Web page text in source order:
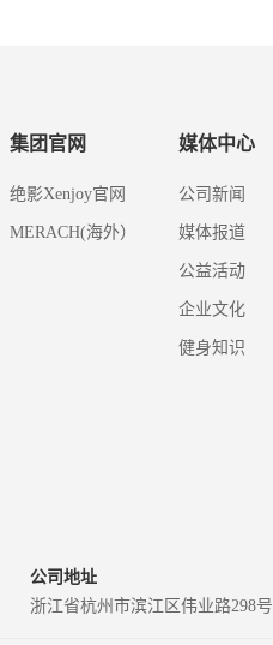
集团官网
绝影Xenjoy官网
MERACH(海外）
媒体中心
公司新闻
媒体报道
公益活动
企业文化
健身知识
公司地址
浙江省杭州市滨江区伟业路298号